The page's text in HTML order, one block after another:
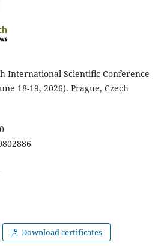
International Scientific Conference
18-19, 2026). Prague, Czech
Download certificates